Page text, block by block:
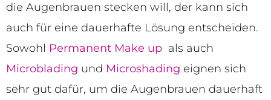
die Augenbrauen stecken will, der kann sich
auch für eine dauerhafte Lösung entscheiden.
Sowohl Permanent Make up als auch
Microblading und Microshading eignen sich
sehr gut dafür, um die Augenbrauen dauerhaft